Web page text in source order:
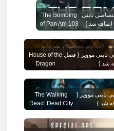
عوض شد 1080 اختصاصی تاینی
The Bombing
of Pan Am 103
شد 1080 اختصاصی تاینی موویز { فصل House of the
Dragon
1080 اختصاصی تاینی موویز {
The Walking
Dead: Dead City